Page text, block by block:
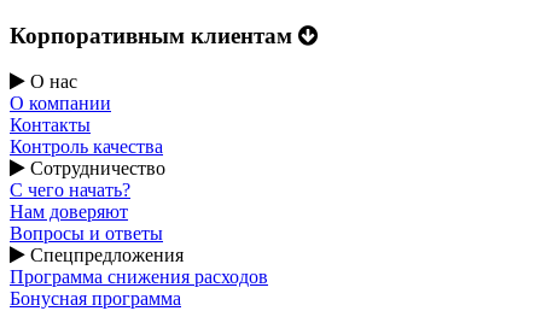
Корпоративным клиентам
О нас
О компании
Контакты
Контроль качества
Сотрудничество
С чего начать?
Нам доверяют
Вопросы и ответы
Спецпредложения
Программа снижения расходов
Бонусная программа